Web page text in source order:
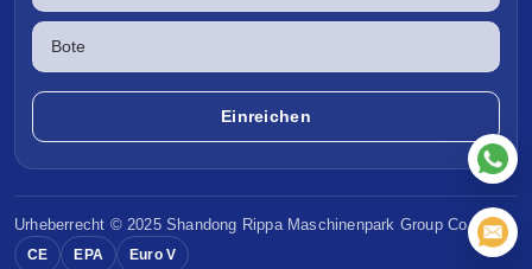
Urheberrecht © 2025 Shandong Rippa Maschinenpark Group Co. Ltd.
CE EPA Euro V